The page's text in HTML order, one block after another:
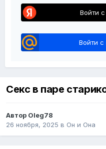
Войти
Войти с
Секс в паре
Автор Oleg78
26 ноября, 2025 в Он и Она